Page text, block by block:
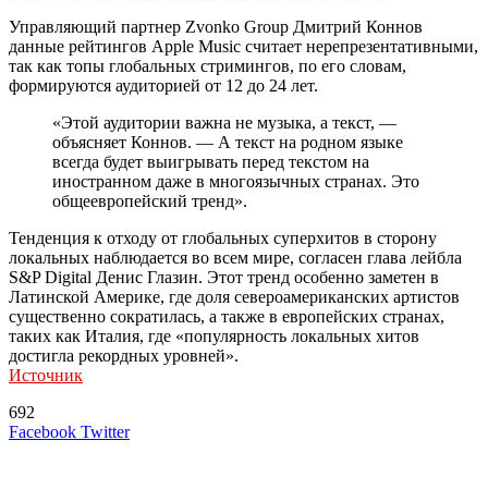
Управляющий партнер Zvonko Group Дмитрий Коннов
данные рейтингов Apple Music считает нерепрезентативными,
так как топы глобальных стримингов, по его словам,
формируются аудиторией от 12 до 24 лет.
«Этой аудитории важна не музыка, а текст, —
объясняет Коннов. — А текст на родном языке
всегда будет выигрывать перед текстом на
иностранном даже в многоязычных странах. Это
общеевропейский тренд».
Тенденция к отходу от глобальных суперхитов в сторону
локальных наблюдается во всем мире, согласен глава лейбла
S&P Digital Денис Глазин. Этот тренд особенно заметен в
Латинской Америке, где доля североамериканских артистов
существенно сократилась, а также в европейских странах,
таких как Италия, где «популярность локальных хитов
достигла рекордных уровней».
Источник
692
Facebook TwitterLinkedIn
Tumblr
Reddit
Вконтакте
Одноклассники
Skype
Messenger
Messenger
WhatsApp
Telegram
Viber
Line
Поделиться
Печатать